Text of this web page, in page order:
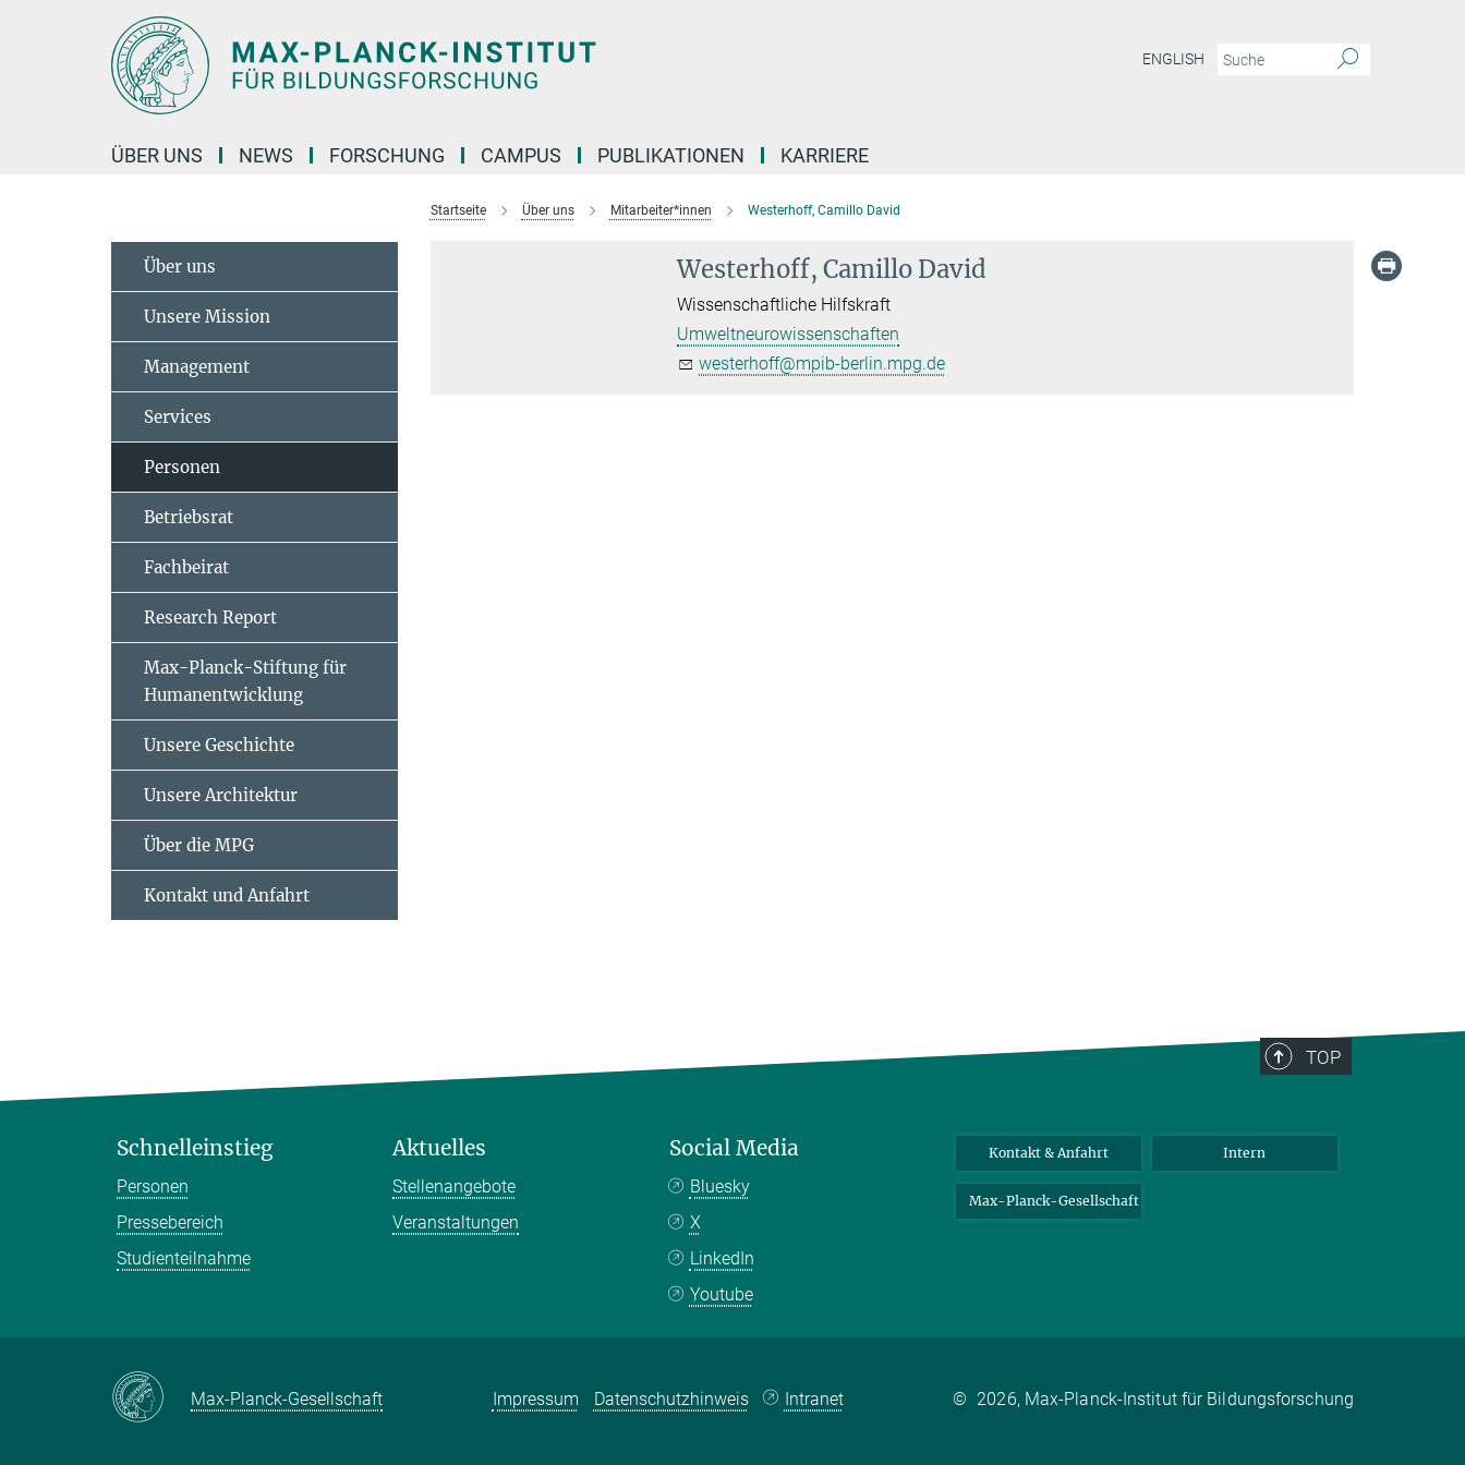
ENGLISH
ÜBER UNS NEWS FORSCHUNG CAMPUS PUBLIKATIONEN KARRIERE
Startseite Über uns Mitarbeiter*innen Westerhoff, Camillo David
Westerhoff, Camillo David
Wissenschaftliche Hilfskraft
Umweltneurowissenschaften
westerhoff@mpib-berlin.mpg.de
Über uns
Unsere Mission
Management
Services
Personen
Betriebsrat
Fachbeirat
Research Report
Max-Planck-Stiftung für
Humanentwicklung
Unsere Geschichte
Unsere Architektur
Über die MPG
Kontakt und Anfahrt
TOP
Schnelleinstieg
Personen
Pressebereich
Studienteilnahme
Aktuelles
Stellenangebote
Veranstaltungen
Social Media
Bluesky
X
LinkedIn
Youtube
Kontakt & Anfahrt Intern
Max-Planck-Gesellschaft
Max-Planck-Gesellschaft Impressum Datenschutzhinweis Intranet © 2026, Max-Planck-Institut für Bildungsforschung